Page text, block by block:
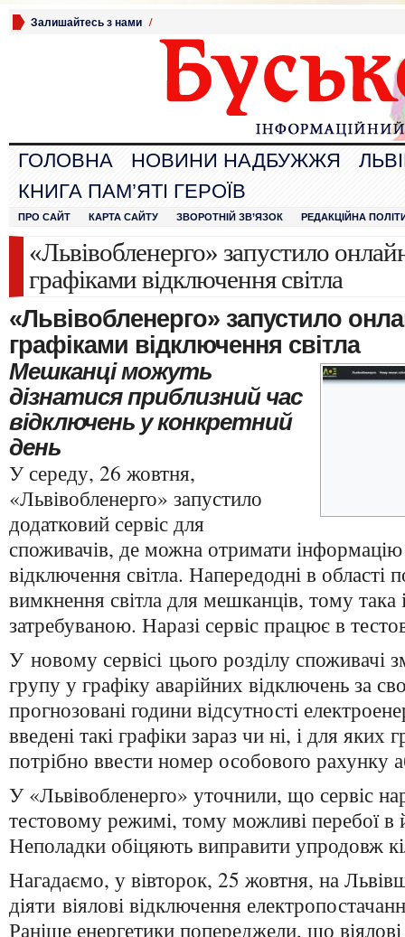
Залишайтесь з нами /
ГОЛОВНА НОВИНИ НАДБУЖЖЯ
КНИГА ПАМ’ЯТІ ГЕРОЇВ
ПРО САЙТ КАРТА САЙТУ ЗВОРОТНІЙ ЗВ’ЯЗОК РЕДАКЦІЙНА
«Львівобленерго» запустило
графіками відключення світла
«Львівобленерго» запустило
графіками відключення світла
Мешканці можуть
дізнатися приблизний час
відключень у конкретний
день
У середу, 26 жовтня,
«Львівобленерго» запустило
додатковий сервіс для
споживачів, де можна отримати інформацію
відключення світла. Напередодні в області
вимкнення світла для мешканців, тому
затребуваною. Наразі сервіс працює в
У новому сервісі цього розділу споживачі
групу у графіку аварійних відключень за
прогнозовані години відсутності
введені такі графіки зараз чи ні, і для яких
потрібно ввести номер особового рахунку
У «Львівобленерго» уточнили, що сервіс
тестовому режимі, тому можливі перебої в
Неполадки обіцяють виправити упродовж
Нагадаємо, у вівторок, 25 жовтня, на
діяти віялові відключення
Раніше енергетики попереджели, що